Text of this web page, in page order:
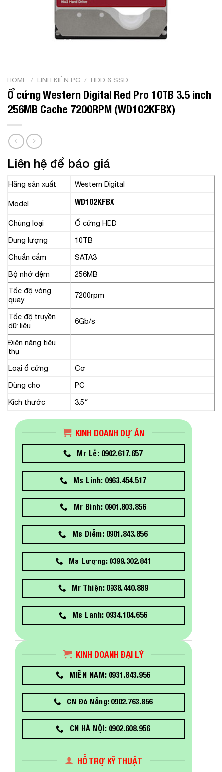
HOME / LINH KIỆN PC / HDD & SSD
Ổ cứng Western Digital Red Pro 10TB 3.5 inch
256MB Cache 7200RPM (WD102KFBX)
Liên hệ để báo giá
Hãng sản xuất Western Digital
Model WD102KFBX
Chủng loại
Ổ cứng HDD
Dung lượng
10TB
Chuẩn cắm
SATA3
Bộ nhớ đệm
256MB
Tốc độ vòng
quay
7200rpm
Tốc độ truyền
dữ liệu
6Gb/s
Điện năng tiêu
thụ
Loại ổ cứng
Cơ
Dùng cho
PC
Kích thước
3.5″
KINH DOANH DỰ ÁN
Mr Lễ: 0902.617.657
Ms Linh: 0963.454.517
Mr Bình: 0901.803.856
Ms Diễm: 0901.843.856
Ms Lượng: 0399.302.841
Mr Thiện: 0938.440.889
Ms Lanh: 0934.104.656
KINH DOANH ĐẠI LÝ
MIỀN NAM: 0931.843.956
CN Đà Nẵng: 0902.763.856
CN HÀ NỘI: 0902.608.956
HỖ TRỢ KỸ THUẬT